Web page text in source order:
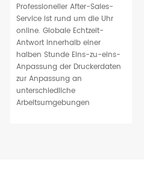
Professioneller After-Sales-
Service ist rund um die Uhr
online. Globale Echtzeit-
Antwort innerhalb einer
halben Stunde Eins-zu-eins-
Anpassung der Druckerdaten
zur Anpassung an
unterschiedliche
Arbeitsumgebungen